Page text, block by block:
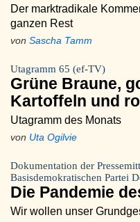
Der marktradikale
ganzen Rest
von Sascha Tamm
Utagramm 65 (ef-TV)
Grüne Braune,
Kartoffeln und
Utagramm des Monats
von Uta Ogilvie
Dokumentation der
Basisdemokratischen Partei
Die Pandemie
Wir wollen unser